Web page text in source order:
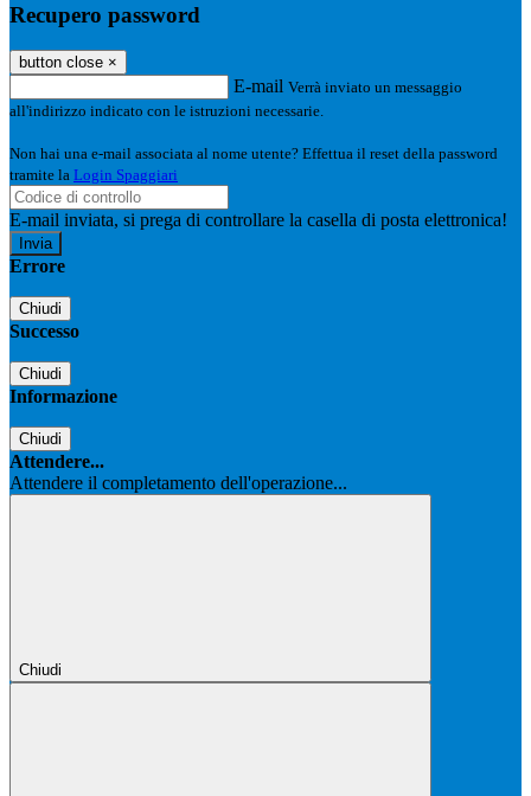
Recupero password
button close ×
E-mail Verrà inviato un messaggio
all'indirizzo indicato con le istruzioni necessarie.
Non hai una e-mail associata al nome utente? Effettua il reset della password
tramite la Login Spaggiari
E-mail inviata, si prega di controllare la casella di posta elettronica!
Errore
Chiudi
Successo
Chiudi
Informazione
Chiudi
Attendere...
Attendere il completamento dell'operazione...
Chiudi